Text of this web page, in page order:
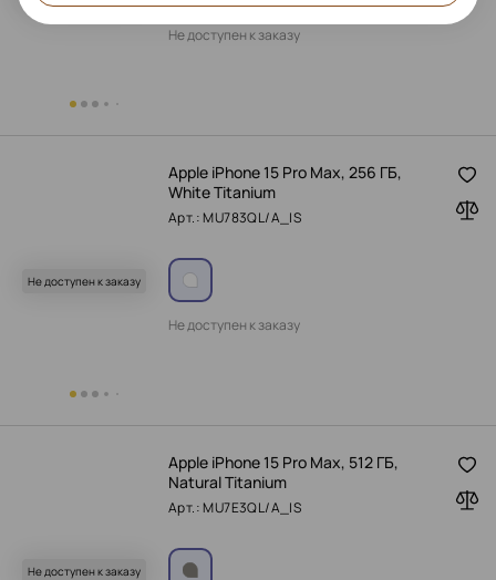
Не доступен к заказу
Не доступен к заказу
Apple iPhone 15 Pro Max, 256 ГБ,
White Titanium
Арт.: MU783QL/A_IS
Не доступен к заказу
Не доступен к заказу
Apple iPhone 15 Pro Max, 512 ГБ,
Natural Titanium
Арт.: MU7E3QL/A_IS